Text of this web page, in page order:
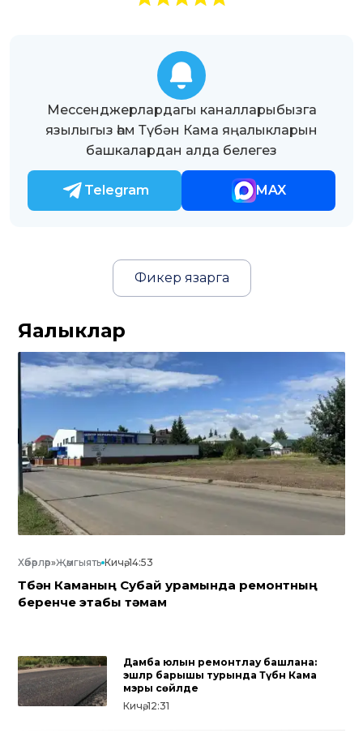
Мессенджерлардагы каналларыбызга
язылыгыз һәм Түбән Кама яңалыкларын
башкалардан алда белегез
Telegram MAX
Фикер язарга
Яңалыклар
Хәбәрләр»Җәмгыять Кичә, 14:53
Түбән Каманың Субай урамында ремонтның
беренче этабы тәмам
Дамба юлын ремонтлау башлана:
эшләр барышы турында Түбән Кама
мэры сөйләде
Кичә, 12:31